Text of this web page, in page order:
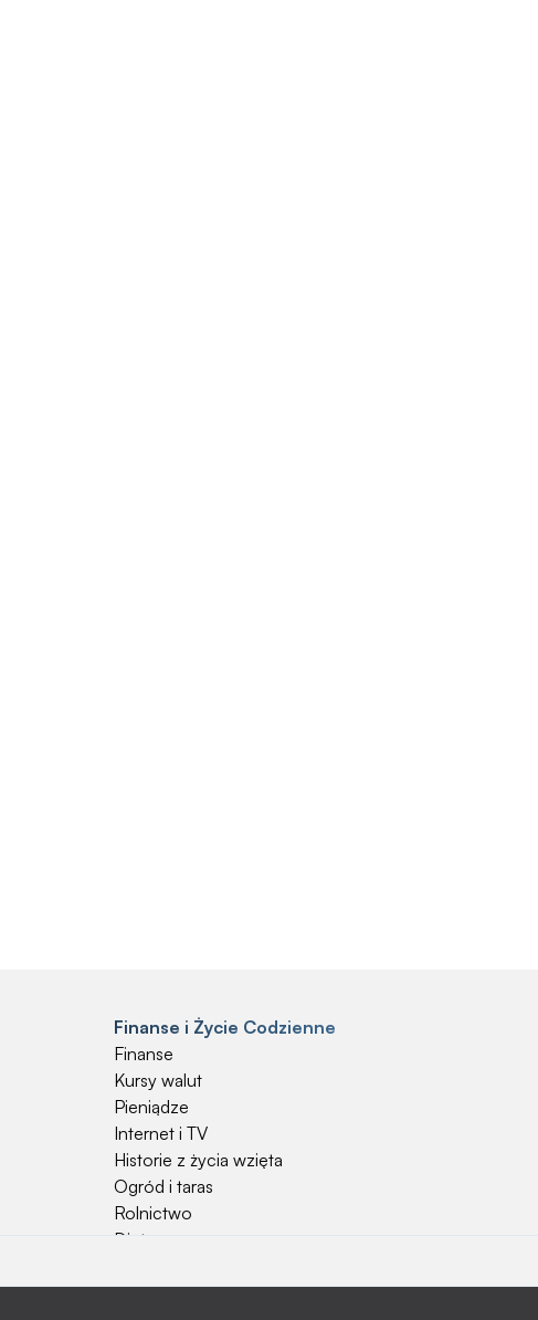
Finanse i Życie Codzienne
Finanse
Kursy walut
Pieniądze
Internet i TV
Historie z życia wzięta
Ogród i taras
Rolnictwo
Dieta